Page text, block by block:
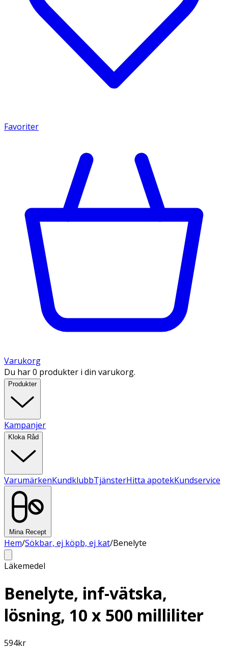
Favoriter
Varukorg
Du har 0 produkter i din varukorg.
Produkter
Kampanjer
Kloka Råd
VarumärkenKundklubbTjänsterHitta apotekKundservice
Mina Recept
Hem/Sökbar, ej köpb, ej kat/Benelyte
Läkemedel
Benelyte, inf-vätska,
lösning, 10 x 500 milliliter
594kr